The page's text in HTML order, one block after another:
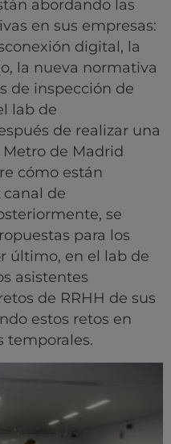
abordando las
en sus empresas:
digital, la
la nueva normativa
de inspección de
lab de
de realizar una
Metro de Madrid
cómo están
canal de
se
para los
último, en el lab de
asistentes
de RRHH de sus
estos retos en
temporales.